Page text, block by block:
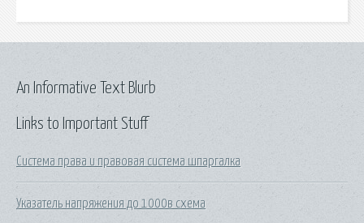
Links to Important Stuff
Система права и правовая система шпаргалка
Указатель напряжения до 1000в схема
An Informative Text Blurb